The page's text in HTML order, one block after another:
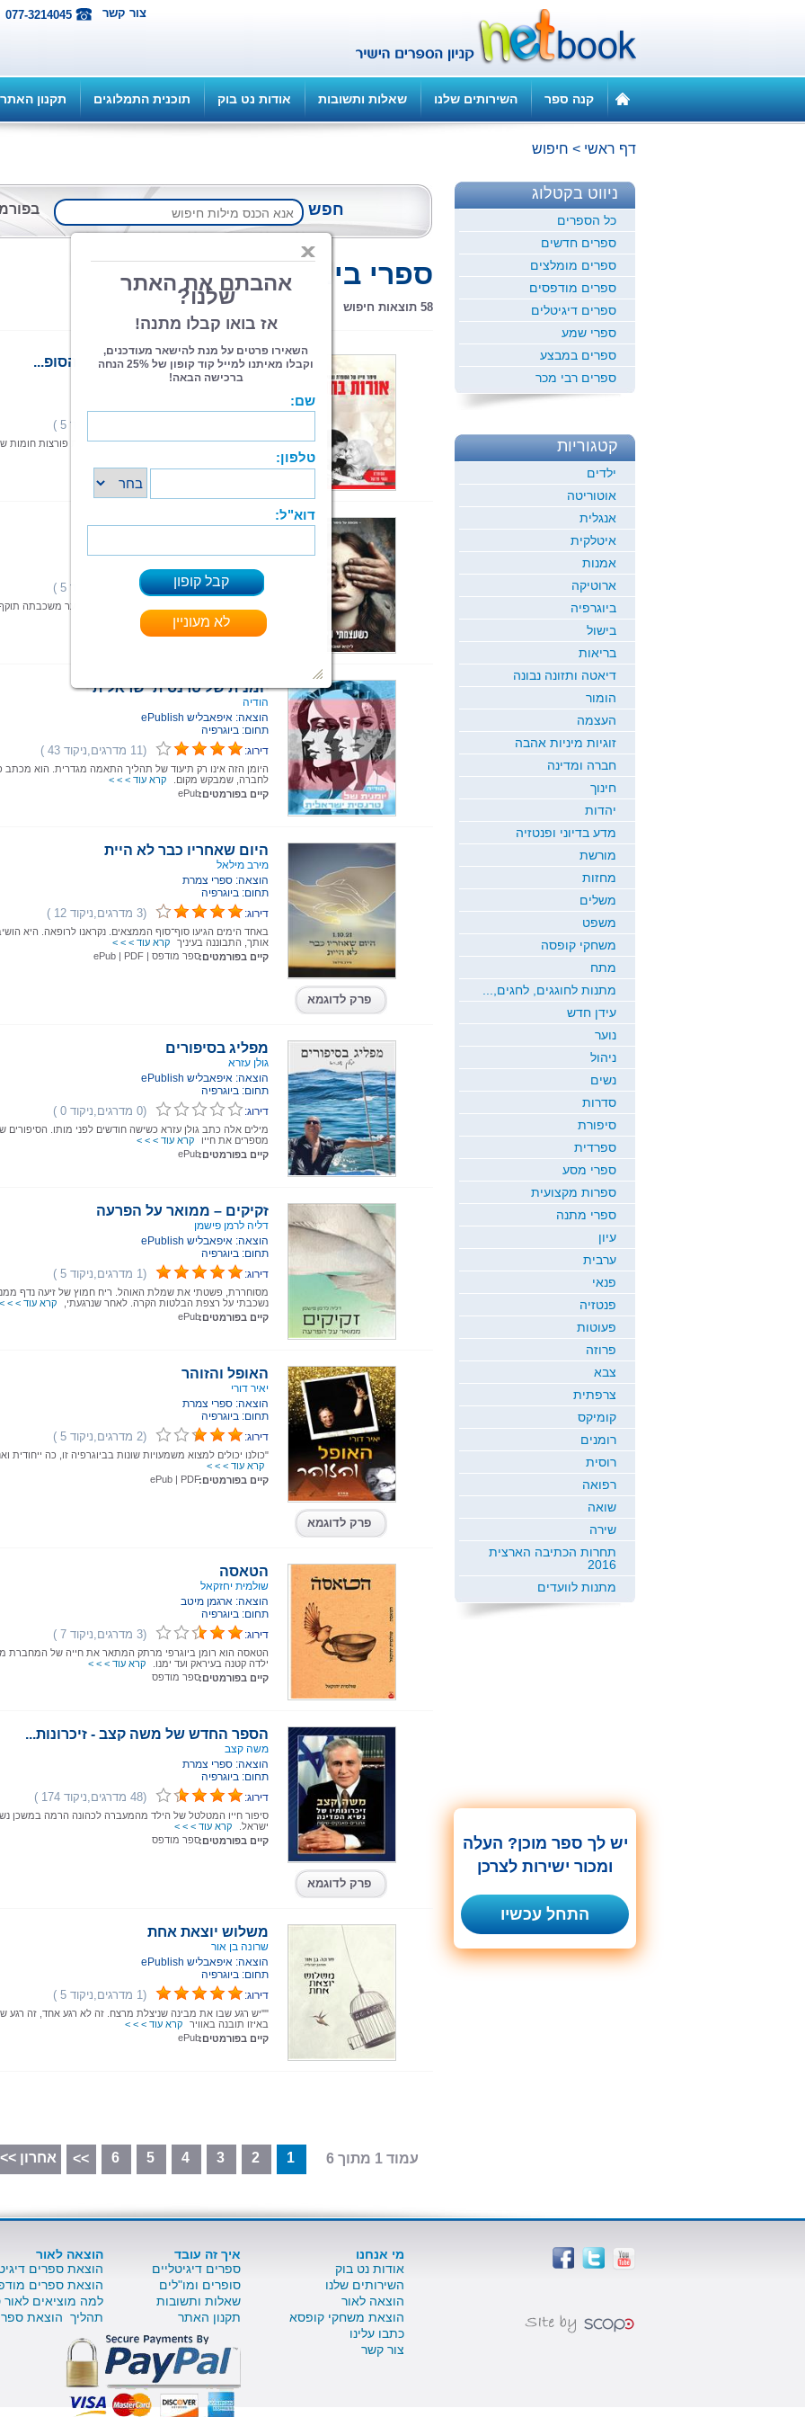
077-3214045 צור קשר
קנה ספר השירותים שלנו שאלות ותשובות אודות נט בוק תוכנית התמלוגים תקנון האתר
דף ראשי > חיפוש
חפש
מתקדם
ספרי ביוגרפיה
58 תוצאות חיפוש
אורות בחשכה, סיפור חייה של הסופ...
פרופסור ציפי כוכבי-רייני, נעמי פרנקל
אורות בחשכה: הסופרת נעמי פרנקל והביוגרפית פורצות חומות
קיים בפורמטים:ePub
כשעצמתי עיניים
הוצאה: איפאבליש ePublish
תחום: ביוגרפיה
דירוג:
(1 מדרגים,ניקוד 5 )
ליהיא היא תלמידת תיכון שאוהבת את החיים. נער משכבתה
מינית.
קרא עוד > > >
קיים בפורמטים:
ePub
יומנית של טרנסית ישראלית
הודיה
הוצאה: איפאבליש ePublish
תחום: ביוגרפיה
דירוג:
(11 מדרגים,ניקוד 43 )
היומן הזה אינו רק תיעוד של תהליך התאמה מגדרית. הוא מכתב
לחברה, שמבקש מקום.
קרא עוד > > >
קיים בפורמטים:ePub
פרק לדוגמא
היום שאחריו כבר לא היית
מירב מילאל
הוצאה: ספרי צמרת
תחום: ביוגרפיה
דירוג:
(3 מדרגים,ניקוד 12 )
באחד הימים הגיעו סוף־סוף הממצאים. נקראנו לרופאה. היא
אותך, התבוננה בעיניך
קרא עוד > > >
קיים בפורמטים:ספר מודפס |
ePub | PDF
מפליג בסיפורים
גולן עזרא
הוצאה: איפאבליש ePublish
תחום: ביוגרפיה
דירוג:
(0 מדרגים,ניקוד 0 )
מילים אלה כתב גולן עזרא כשישה חודשים לפני מותו. הסיפורים
מספרים את חייו
קרא עוד > > >
קיים בפורמטים:ePub
זקיקים – ממואר על הפרעה
דליה לרמן פישמן
הוצאה: איפאבליש ePublish
תחום: ביוגרפיה
דירוג:
(1 מדרגים,ניקוד 5 )
מסוחררת, פשטתי את שמלת האוהל. ריח חמוץ של זיעה נדף
נשכבתי על רצפת הבלטות הקרה. לאחר שנרגעתי,
קרא עוד > > >
קיים בפורמטים:ePub
פרק לדוגמא
האופל והזוהר
יאיר דורי
הוצאה: ספרי צמרת
תחום: ביוגרפיה
דירוג:
(2 מדרגים,ניקוד 5 )
"כולנו יכולים למצוא משמעויות שונות בביוגרפיה זו, כה ייחודית
קרא עוד > > >
קיים בפורמטים:
ePub | PDF
הטאסה
שולמית יחזקאל
הוצאה: ארגמן מיטב
תחום: ביוגרפיה
דירוג:
(3 מדרגים,ניקוד 7 )
הטאסה הוא רומן ביוגרפי מרתק המתאר את חייה של המחברת
ילדה קטנה בעיראק ועד ימנו.
קרא עוד > > >
קיים בפורמטים:ספר מודפס
פרק לדוגמא
הספר החדש של משה קצב - זיכרונות...
משה קצב
הוצאה: ספרי צמרת
תחום: ביוגרפיה
דירוג:
(48 מדרגים,ניקוד 174 )
סיפור חייו המטלטל של הילד מהמעברה לכהונה הרמה במשכן
ישראל.
קרא עוד > > >
קיים בפורמטים:ספר מודפס
משלוש יוצאת אחת
שרונה בן אור
הוצאה: איפאבליש ePublish
תחום: ביוגרפיה
דירוג:
(1 מדרגים,ניקוד 5 )
""יש רגע שבו את מבינה שניצלת מרצח. זה לא רגע אחד, זה רגע
באיזו תובנה באוויר
קרא עוד > > >
קיים בפורמטים:ePub
עמוד 1 מתוך 6 1
2
3
4
5
6
>> אחרון >>
ניווט בקטלוג
כל הספרים
ספרים חדשים
ספרים מומלצים
ספרים מודפסים
ספרים דיגיטלים
ספרי שמע
ספרים במבצע
ספרים רבי מכר
קטגוריות
ילדים
אוטוריטה
אנגלית
איטלקית
אמנות
ארוטיקה
ביוגרפיה
בישול
בריאות
דיאטה ותזונה נבונה
הומור
העצמה
זוגיות מיניות אהבה
חברה ומדינה
חינוך
יהדות
מדע בדיוני ופנטזיה
מורשת
מחזות
משלים
משפט
משחקי קופסה
מתח
מתנות לחוגגים, לחגים,...
עידן חדש
נוער
ניהול
נשים
סדרות
סיפורת
ספרדית
ספרי מסע
ספרות מקצועית
ספרי מתנה
עיון
ערבית
פנאי
פנטזיה
פעוטות
פרוזה
צבא
צרפתית
קומיקס
רומנים
רוסית
רפואה
שואה
שירה
תחרות הכתיבה הארצית
2016
מתנות לוועדים
יש לך ספר מוכן? העלה
ומכור ישירות לצרכן
התחל עכשיו
מי אנחנו
אודות נט בוק
השירותים שלנו
הוצאה לאור
הוצאת משחקי קופסא
כתבו עלינו
צור קשר
איך זה עובד
ספרים דיגיטליים
סופרים ומו"לים
שאלות ותשובות
תקנון האתר
הוצאה לאור
הוצאת ספרים
הוצאת ספרים
למה מוציאים
תהליך הוצאת ספר